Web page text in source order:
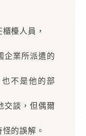
檯人員，
企業所派遣的
不是他的部
交談，但偶爾
的誤解。